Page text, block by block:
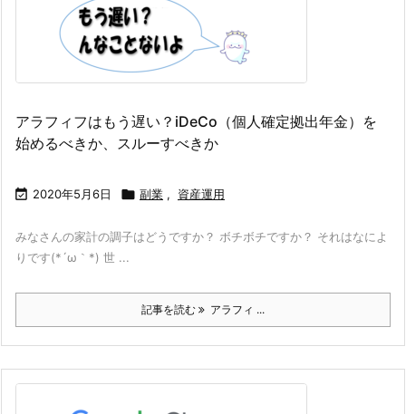
アラフィフはもう遅い？iDeCo（個人確定拠出年金）を
始めるべきか、スルーすべきか
 2020年5月6日  副業 , 資産運用
みなさんの家計の調子はどうですか？ ボチボチですか？ それはなによ
りです(*´ω｀*) 世 ...
記事を読む アラフィ ...